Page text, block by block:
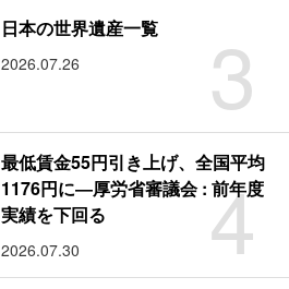
3
日本の世界遺産一覧
2026.07.26
4
最低賃金55円引き上げ、全国平均
1176円に―厚労省審議会 : 前年度
実績を下回る
2026.07.30